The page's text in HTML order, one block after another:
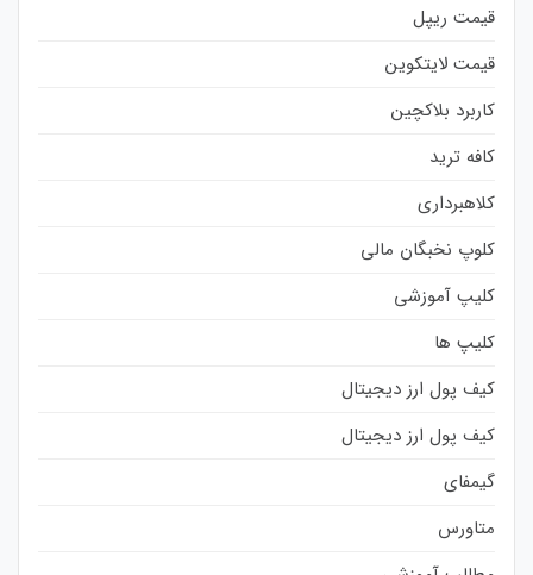
قیمت ریپل
قیمت لایتکوین
کاربرد بلاکچین
کافه ترید
کلاهبرداری
کلوپ نخبگان مالی
کلیپ آموزشی
کلیپ ها
کیف پول ارز دیجیتال
کیف پول ارز دیجیتال
گیمفای
متاورس